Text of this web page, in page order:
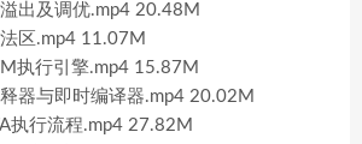
出及调优.mp4 20.48M
区.mp4 11.07M
执行引擎.mp4 15.87M
器与即时编译器.mp4 20.02M
执行流程.mp4 27.82M